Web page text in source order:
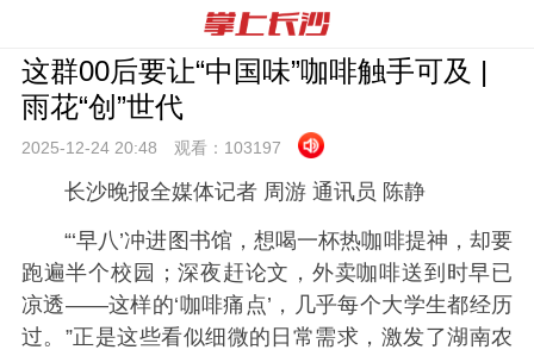
这群00后要让“中国味”咖啡触手可及 |
雨花“创”世代
2025-12-24 20:48 观看： 103197
长沙晚报全媒体记者 周游 通讯员 陈静
“‘早八’冲进图书馆，想喝一杯热咖啡提神，却要
跑遍半个校园；深夜赶论文，外卖咖啡送到时早已
凉透——这样的‘咖啡痛点’，几乎每个大学生都经历
过。”正是这些看似细微的日常需求，激发了湖南农